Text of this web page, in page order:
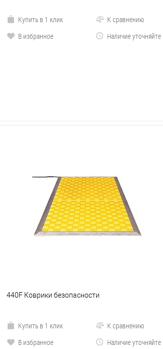
Купить в 1 клик
К сравнению
В избранное
Наличие уточняйте
440F Коврики безопасности
Купить в 1 клик
К сравнению
В избранное
Наличие уточняйте